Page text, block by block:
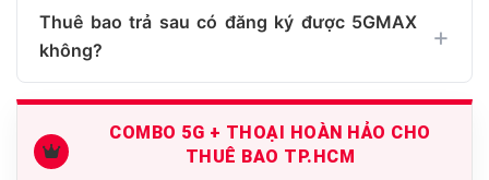
Thuê bao trả sau có đăng ký được 5GMAX
không?
COMBO 5G + THOẠI HOÀN HẢO CHO
THUÊ BAO TP.HCM